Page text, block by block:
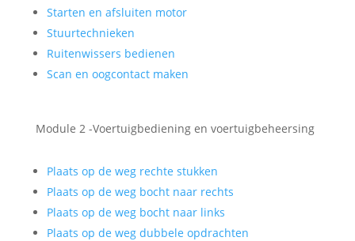
Starten en afsluiten motor
Stuurtechnieken
Ruitenwissers bedienen
Scan en oogcontact maken
Module 2 -Voertuigbediening en voertuigbeheersing
Plaats op de weg rechte stukken
Plaats op de weg bocht naar rechts
Plaats op de weg bocht naar links
Plaats op de weg dubbele opdrachten